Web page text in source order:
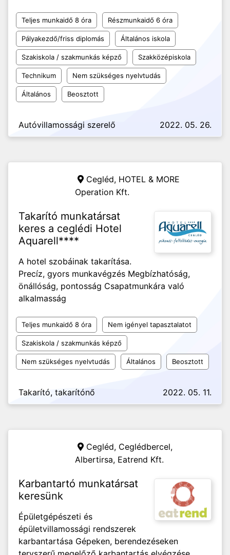
Teljes munkaidő 8 óra Részmunkaidő 6 óra
Pályakezdő/friss diplomás Általános iskola
Szakiskola / szakmunkás képző Szakközépiskola
Technikum Nem szükséges nyelvtudás
Általános Beosztott
Autóvillamossági szerelő 2022. 05. 26.
Cegléd, HOTEL & MORE
Operation Kft.
Takarító munkatársat
keres a ceglédi Hotel
Aquarell****
A hotel szobáinak takarítása.
Precíz, gyors munkavégzés Megbízhatóság,
önállóság, pontosság Csapatmunkára való
alkalmasság
Teljes munkaidő 8 óra Nem igényel tapasztalatot
Szakiskola / szakmunkás képző
Nem szükséges nyelvtudás Általános Beosztott
Takarító, takarítónő 2022. 05. 11.
Cegléd, Ceglédbercel,
Albertirsa, Eatrend Kft.
Karbantartó munkatársat
keresünk
Épületgépészeti és
épületvillamossági rendszerek
karbantartása Gépeken, berendezéseken